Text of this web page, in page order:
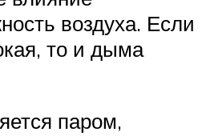
воздуха. Если
то и дыма
паром,